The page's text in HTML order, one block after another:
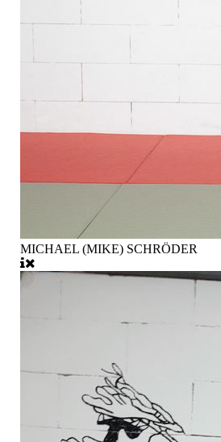
MICHAEL (MIKE) SCHRÖDER